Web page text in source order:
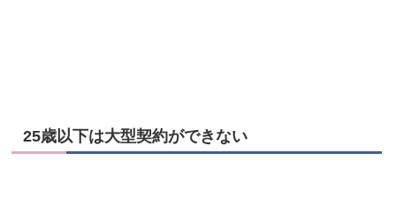
25歳以下は大型契約ができない